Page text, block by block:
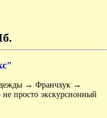
→ Франчхук →
просто экскурсионный